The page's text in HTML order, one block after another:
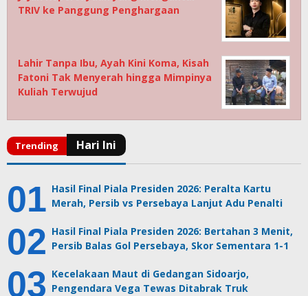
TRIV ke Panggung Penghargaan
Lahir Tanpa Ibu, Ayah Kini Koma, Kisah
Fatoni Tak Menyerah hingga Mimpinya
Kuliah Terwujud
Hasil Final Piala Presiden 2026: Peralta Kartu
Merah, Persib vs Persebaya Lanjut Adu Penalti
Hasil Final Piala Presiden 2026: Bertahan 3 Menit,
Persib Balas Gol Persebaya, Skor Sementara 1-1
Kecelakaan Maut di Gedangan Sidoarjo,
Pengendara Vega Tewas Ditabrak Truk